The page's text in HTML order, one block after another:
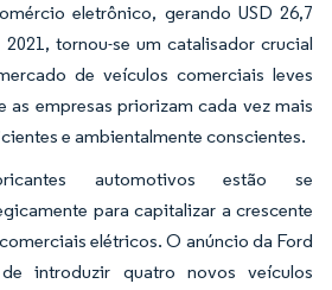
eletrônico, gerando USD 26,7
tornou-se um catalisador crucial
de veículos comerciais leves
as empresas priorizam cada vez mais
e ambientalmente conscientes.
automotivos estão se
para capitalizar a crescente
elétricos. O anúncio da Ford
introduzir quatro novos veículos